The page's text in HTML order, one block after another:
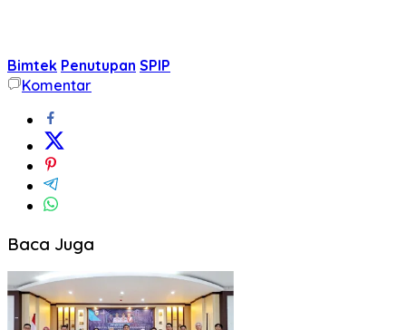
Bimtek Penutupan SPIP
Komentar
Baca Juga